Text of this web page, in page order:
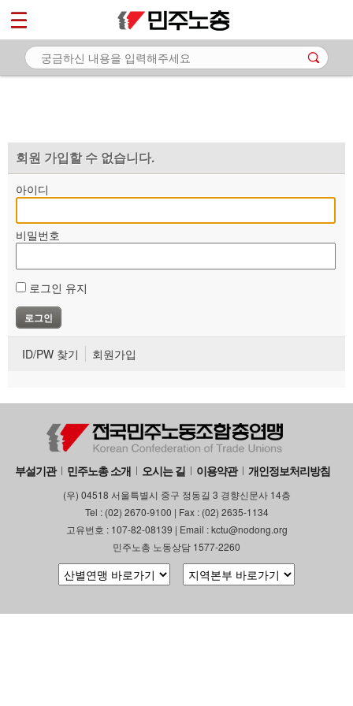
회원 가입할 수 없습니다.
아이디
비밀번호
로그인 유지
ID/PW 찾기 회원가입
부설기관 민주노총 소개 오시는 길 이용약관 개인정보처리방침
(우) 04518 서울특별시 중구 정동길 3 경향신문사 14층
Tel : (02) 2670-9100 | Fax : (02) 2635-1134
고유번호 : 107-82-08139 | Email : kctu@nodong.org
민주노총 노동상담 1577-2260
마이페이지
소개
자료
부설기관